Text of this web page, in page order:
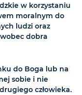
w korzystaniu
moralnym do
ludzi oraz
dobra
do Boga lub na
sobie i nie
człowieka.